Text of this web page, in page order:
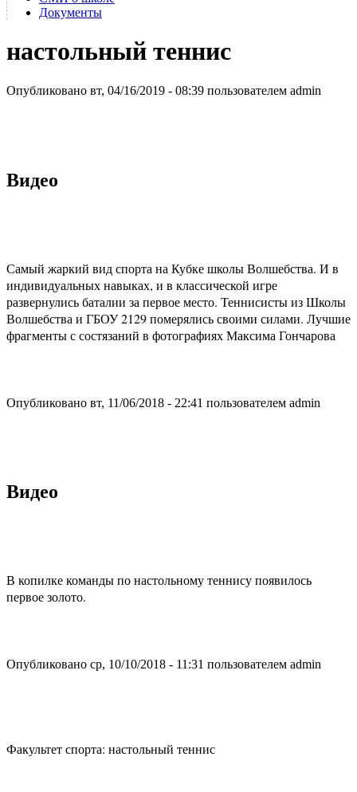
Документы
настольный теннис
Опубликовано вт, 04/16/2019 - 08:39 пользователем admin
Видео
Самый жаркий вид спорта на Кубке школы Волшебства. И в
индивидуальных навыках, и в классической игре
развернулись баталии за первое место. Теннисисты из Школы
Волшебства и ГБОУ 2129 померялись своими силами. Лучшие
фрагменты с состязаний в фотографиях Максима Гончарова
Опубликовано вт, 11/06/2018 - 22:41 пользователем admin
Видео
В копилке команды по настольному теннису появилось
первое золото.
Опубликовано ср, 10/10/2018 - 11:31 пользователем admin
Факультет спорта: настольный теннис